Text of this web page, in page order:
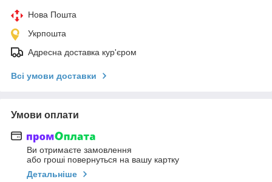
Нова Пошта
Укрпошта
Адресна доставка кур'єром
Всі умови доставки
Умови оплати
Ви отримаєте замовлення
або гроші повернуться на вашу картку
Детальніше